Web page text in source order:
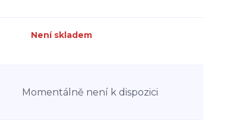
Není skladem
Momentálně není k dispozici